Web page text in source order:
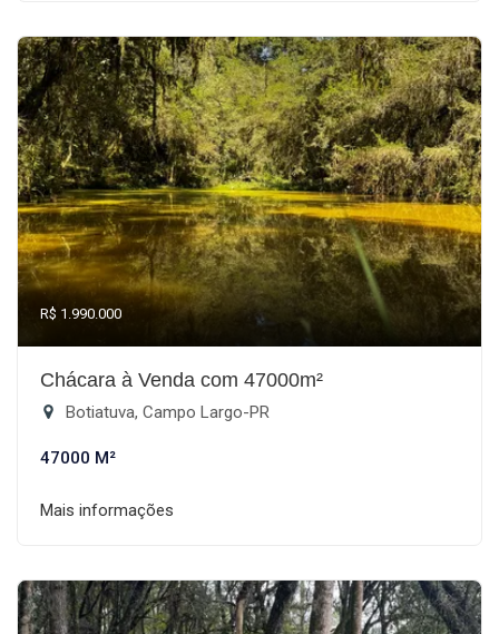
R$ 1.990.000
Chácara à Venda com 47000m²
Botiatuva, Campo Largo-PR
47000 M²
Mais informações